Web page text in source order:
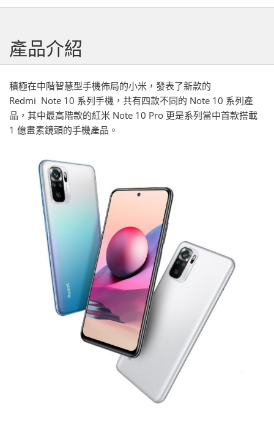
產品介紹
積極在中階智慧型手機佈局的小米，發表了新款的
Redmi Note 10 系列手機，共有四款不同的 Note 10 系列產
品，其中最高階款的紅米 Note 10 Pro 更是系列當中首款搭載
1 億畫素鏡頭的手機產品。